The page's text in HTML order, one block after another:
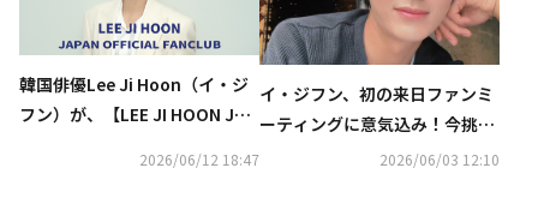
韓国俳優Lee Ji Hoon（イ・ジ
フン）が、【LEE JI HOON JAP
2026/06/12 18:47
イ・ジフン、初の来日ファンミ
ーティングに意気込み！今挑戦
したいことは「日本のラブコメ
2026/06/03 12:10